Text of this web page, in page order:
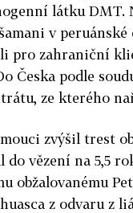
látku DMT.
v peruánské
pro zahraniční
Česka podle
ze kterého
zvýšil trest
do vězení na 5,5
obžalovanému
z odvaru z